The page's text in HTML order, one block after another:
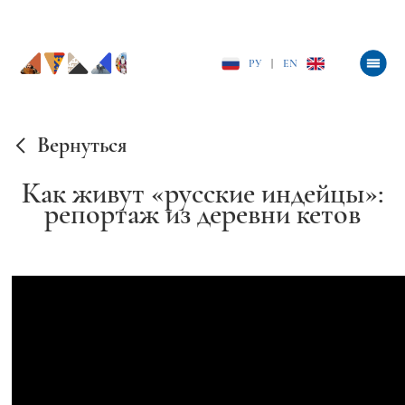
РУ EN
Вернуться
Как живут «русские индейцы»:
репортаж из деревни кетов